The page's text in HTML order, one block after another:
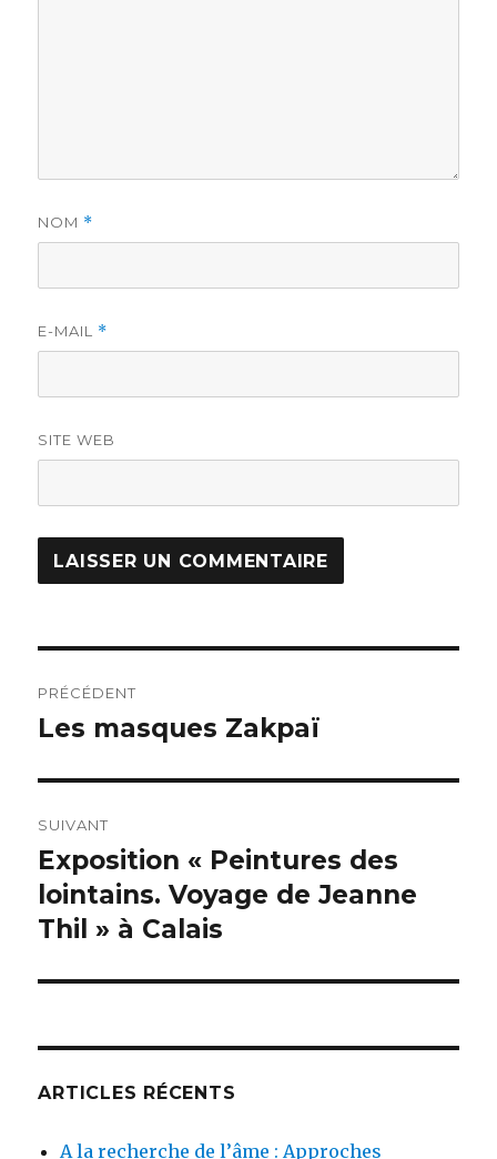
NOM *
E-MAIL *
SITE WEB
de
PRÉCÉDENT
Publication
Les masques Zakpaï
SUIVANT
Publication
suivante :
Exposition « Peintures des
lointains. Voyage de Jeanne
Thil » à Calais
ARTICLES RÉCENTS
A la recherche de l’âme : Approches